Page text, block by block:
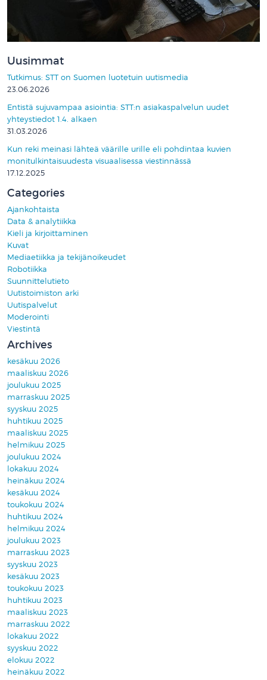
Uusimmat
Tutkimus: STT on Suomen luotetuin uutismedia
23.06.2026
Entistä sujuvampaa asiointia: STT:n asiakaspalvelun uudet
yhteystiedot 1.4. alkaen
31.03.2026
Kun reki meinasi lähteä väärille urille eli pohdintaa kuvien
monitulkintaisuudesta visuaalisessa viestinnässä
17.12.2025
Categories
Ajankohtaista
Data & analytiikka
Kieli ja kirjoittaminen
Kuvat
Mediaetiikka ja tekijänoikeudet
Robotiikka
Suunnittelutieto
Uutistoimiston arki
Uutispalvelut
Moderointi
Viestintä
Archives
kesäkuu 2026
maaliskuu 2026
joulukuu 2025
marraskuu 2025
syyskuu 2025
huhtikuu 2025
maaliskuu 2025
helmikuu 2025
joulukuu 2024
lokakuu 2024
heinäkuu 2024
kesäkuu 2024
toukokuu 2024
huhtikuu 2024
helmikuu 2024
joulukuu 2023
marraskuu 2023
syyskuu 2023
kesäkuu 2023
toukokuu 2023
huhtikuu 2023
maaliskuu 2023
marraskuu 2022
lokakuu 2022
syyskuu 2022
elokuu 2022
heinäkuu 2022